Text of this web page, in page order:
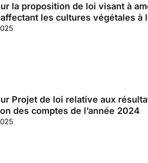
la proposition de loi visant à
les cultures végétales à
Projet de loi relative aux
des comptes de l’année 2024